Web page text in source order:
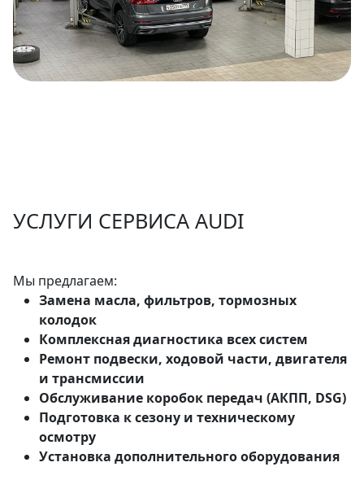
УСЛУГИ СЕРВИСА AUDI
Мы предлагаем:
Замена масла, фильтров, тормозных
колодок
Комплексная диагностика всех систем
Ремонт подвески, ходовой части, двигателя
и трансмиссии
Обслуживание коробок передач (АКПП, DSG)
Подготовка к сезону и техническому
осмотру
Установка дополнительного оборудования